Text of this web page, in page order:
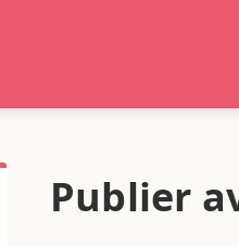
Publier